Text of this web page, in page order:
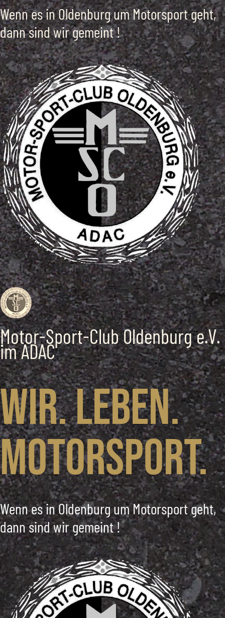
Wenn es in Oldenburg um Motorsport geht,
dann sind wir gemeint !
Motor-Sport-Club Oldenburg e.V.
im ADAC
Wir. Leben.
Motorsport.
Wenn es in Oldenburg um Motorsport geht,
dann sind wir gemeint !